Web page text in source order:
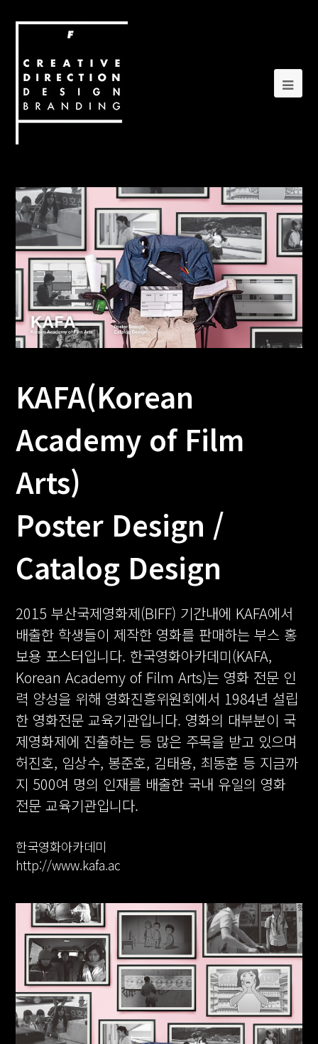
KAFA(Korean
Academy of Film
Arts)
Poster Design /
Catalog Design
2015 부산국제영화제(BIFF) 기간내에 KAFA에서
배출한 학생들이 제작한 영화를 판매하는 부스 홍
보용 포스터입니다. 한국영화아카데미(KAFA,
Korean Academy of Film Arts)는 영화 전문 인
력 양성을 위해 영화진흥위원회에서 1984년 설립
한 영화전문 교육기관입니다. 영화의 대부분이 국
제영화제에 진출하는 등 많은 주목을 받고 있으며
허진호, 임상수, 봉준호, 김태용, 최동훈 등 지금까
지 500여 명의 인재를 배출한 국내 유일의 영화
전문 교육기관입니다.
한국영화아카데미
http://www.kafa.ac